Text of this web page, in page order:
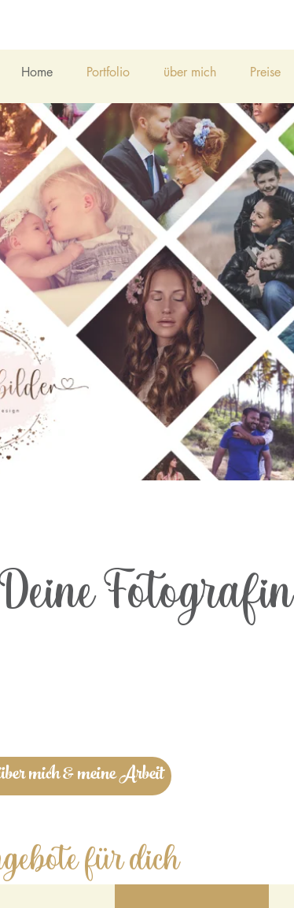
Home Portfolio über mich Preise
Fotografin
mich & meine Arbeit
für dich